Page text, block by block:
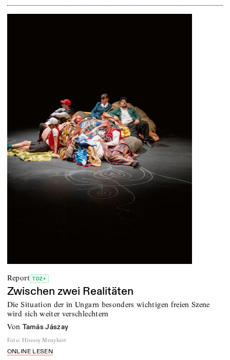
Report TDZ+
Zwischen zwei Realitäten
Die Situation der in Ungarn besonders wichtigen freien Szene
wird sich weiter verschlechtern
von Tamás Jászay
Foto: Hivessy Menyhért
ONLINE LESEN